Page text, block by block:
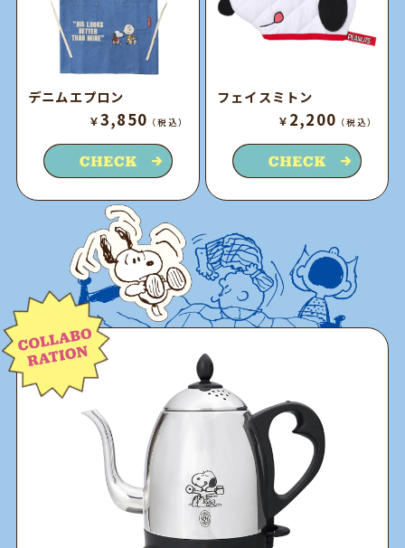
デニムエプロン
￥3,850 （税込）
フェイスミトン
￥ 2,200 （税込）